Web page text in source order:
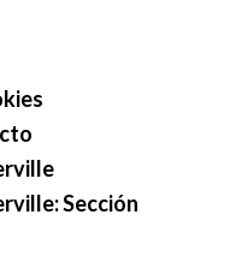
Sección